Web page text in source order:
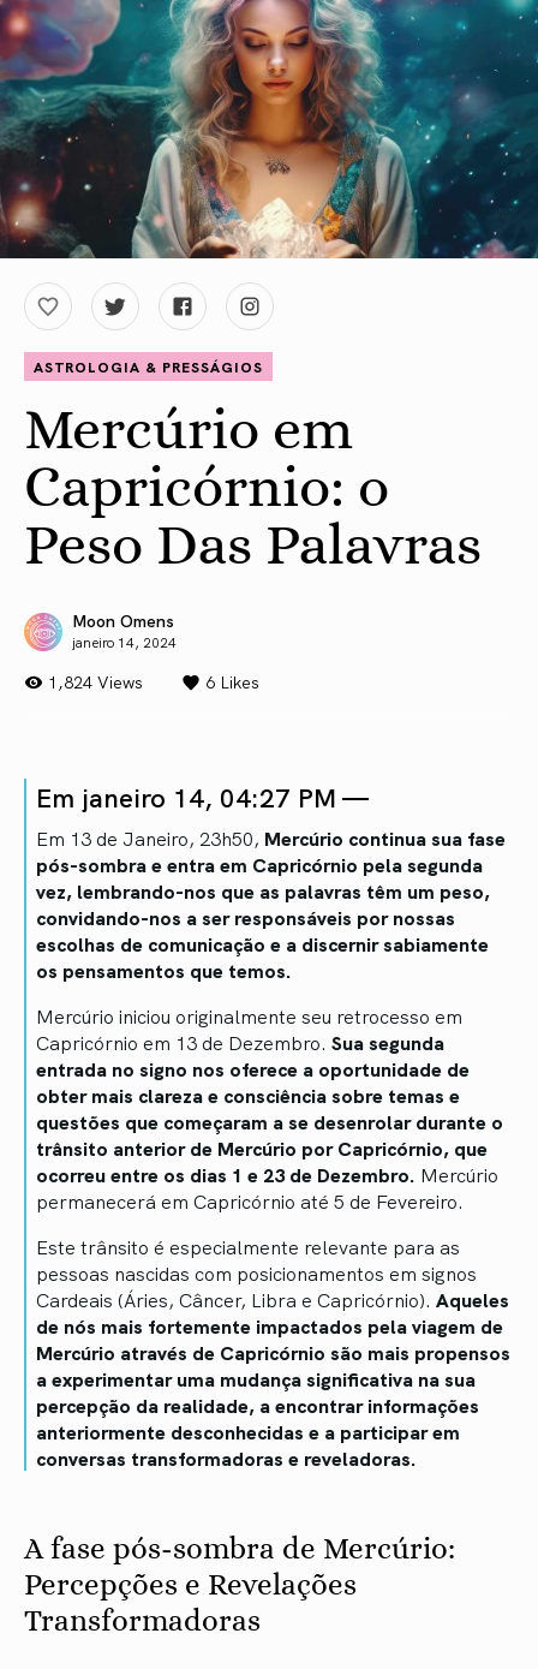
ASTROLOGIA & PRESSÁGIOS
Mercúrio em
Capricórnio: o
Peso Das Palavras
Moon Omens
janeiro 14, 2024
1,824 Views 6 Likes
Em janeiro 14, 04:27 PM —
Em 13 de Janeiro, 23h50, Mercúrio continua sua fase
pós-sombra e entra em Capricórnio pela segunda
vez, lembrando-nos que as palavras têm um peso,
convidando-nos a ser responsáveis por nossas
escolhas de comunicação e a discernir sabiamente
os pensamentos que temos.
Mercúrio iniciou originalmente seu retrocesso em
Capricórnio em 13 de Dezembro. Sua segunda
entrada no signo nos oferece a oportunidade de
obter mais clareza e consciência sobre temas e
questões que começaram a se desenrolar durante o
trânsito anterior de Mercúrio por Capricórnio, que
ocorreu entre os dias 1 e 23 de Dezembro. Mercúrio
permanecerá em Capricórnio até 5 de Fevereiro.
Este trânsito é especialmente relevante para as
pessoas nascidas com posicionamentos em signos
Cardeais (Áries, Câncer, Libra e Capricórnio). Aqueles
de nós mais fortemente impactados pela viagem de
Mercúrio através de Capricórnio são mais propensos
a experimentar uma mudança significativa na sua
percepção da realidade, a encontrar informações
anteriormente desconhecidas e a participar em
conversas transformadoras e reveladoras.
A fase pós-sombra de Mercúrio:
Percepções e Revelações
Transformadoras